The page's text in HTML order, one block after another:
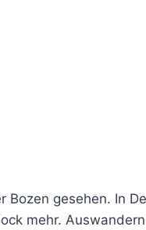
gesehen. In
mehr.